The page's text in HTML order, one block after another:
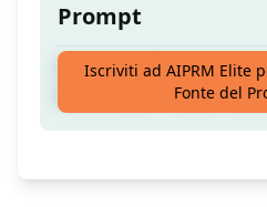
Prompt
Il modo migliore per
bilancio per la tua
Iscriviti ad AIPRM Elite
Fonte del